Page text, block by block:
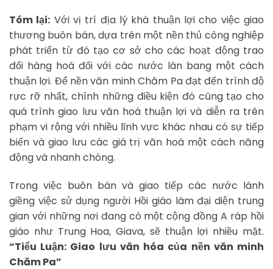
Tóm lại: Với vị trí địa lý khá thuận lợi cho việc giao
thương buôn bán, dựa trên một nền thủ công nghiệp
phát triển từ đó tạo cơ sở cho các hoạt động trao
đổi hàng hoá đối với các nước lân bang một cách
thuận lợi. Để nền văn minh Chăm Pa đạt đến trình độ
rực rỡ nhất, chính những điều kiện đó cũng tạo cho
quá trình giao lưu văn hoá thuận lợi và diễn ra trên
phạm vi rộng với nhiều lĩnh vực khác nhau có sự tiếp
biến và giao lưu các giá trị văn hoá một cách năng
động và nhanh chóng.
Trong việc buôn bán và giao tiếp các nước lánh
giềng việc sử dụng người Hồi giáo làm đại diện trung
gian với những nơi đang có một cộng đồng A ráp hồi
giáo như Trung Hoa, Giava, sẽ thuận lợi nhiều mặt.
“Tiểu Luận: Giao lưu văn hóa của nền văn minh
Chăm Pa”